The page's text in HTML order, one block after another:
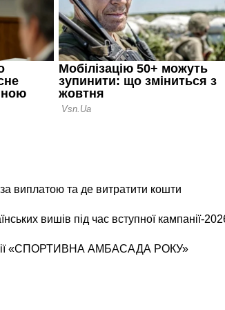
виплатою та де витратити кошти
вишів під час вступної кампанії-
«СПОРТИВНА АМБАСАДА РОКУ»